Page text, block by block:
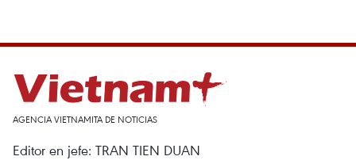
AGENCIA VIETNAMITA DE NOTICIAS
Editor en jefe: TRAN TIEN DUAN